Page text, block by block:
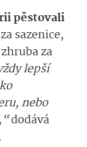
pěstovali
sazenice,
za
lepší
nebo
do­dává